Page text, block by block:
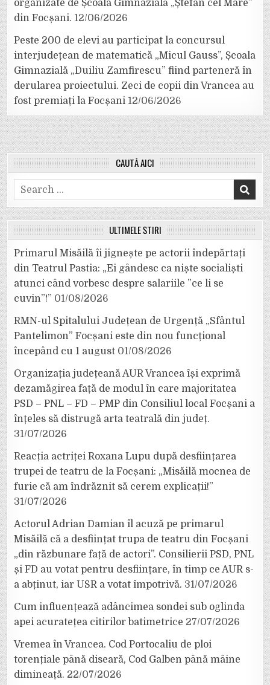
organizate de Școala Gimnazială „Ștefan cel Mare”
din Focșani. 12/06/2026
Peste 200 de elevi au participat la concursul
interjudețean de matematică „Micul Gauss”, Școala
Gimnazială „Duiliu Zamfirescu” fiind parteneră în
derularea proiectului. Zeci de copii din Vrancea au
fost premiați la Focșani 12/06/2026
CAUTĂ AICI
Search
for:
ULTIMELE ȘTIRI
Primarul Misăilă îi jignește pe actorii îndepărtați
din Teatrul Pastia: „Ei gândesc ca niște socialiști
atunci când vorbesc despre salariile ”ce li se
cuvin”!” 01/08/2026
RMN-ul Spitalului Județean de Urgență „Sfântul
Pantelimon” Focșani este din nou funcțional
începând cu 1 august 01/08/2026
Organizația județeană AUR Vrancea își exprimă
dezamăgirea față de modul în care majoritatea
PSD – PNL – FD – PMP din Consiliul local Focșani a
înțeles să distrugă arta teatrală din județ.
31/07/2026
Reacția actriței Roxana Lupu după desființarea
trupei de teatru de la Focșani: „Misăilă mocnea de
furie că am îndrăznit să cerem explicații!”
31/07/2026
Actorul Adrian Damian îl acuză pe primarul
Misăilă că a desființat trupa de teatru din Focșani
„din răzbunare față de actori”. Consilierii PSD, PNL
și FD au votat pentru desființare, în timp ce AUR s-
a abținut, iar USR a votat împotrivă. 31/07/2026
Cum influențează adâncimea sondei sub oglinda
apei acuratețea citirilor batimetrice 27/07/2026
Vremea în Vrancea. Cod Portocaliu de ploi
torențiale până diseară, Cod Galben până mâine
dimineață. 22/07/2026